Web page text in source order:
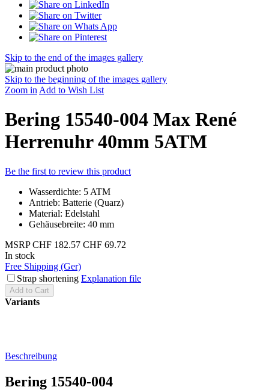
Skip to the end of the images gallery
Skip to the beginning of the images gallery
Zoom in Add to Wish List
Bering 15540-004 Max René
Herrenuhr 40mm 5ATM
Be the first to review this product
Wasserdichte: 5 ATM
Antrieb: Batterie (Quarz)
Material: Edelstahl
Gehäusebreite: 40 mm
MSRP CHF 182.57 CHF 69.72
In stock
Free Shipping (Ger)
Strap shortening Explanation file
Add to Cart
Variants
Beschreibung
Bering 15540-004